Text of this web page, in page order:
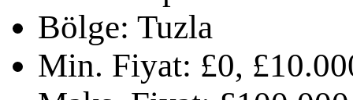
Bölge: Tuzla
Min. Fiyat: £0,